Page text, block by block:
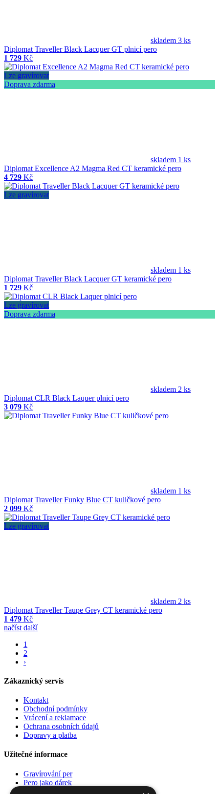
skladem 3 ks
Diplomat Traveller Black Lacquer GT plnicí pero
1 729 Kč
Lze gravírovat
Doprava zdarma
skladem 1 ks
Diplomat Excellence A2 Magma Red CT keramické pero
4 729 Kč
Lze gravírovat
skladem 1 ks
Diplomat Traveller Black Lacquer GT keramické pero
1 729 Kč
Lze gravírovat
Doprava zdarma
skladem 2 ks
Diplomat CLR Black Laquer plnicí pero
3 079 Kč
skladem 1 ks
Diplomat Traveller Funky Blue CT kuličkové pero
2 099 Kč
Lze gravírovat
skladem 2 ks
Diplomat Traveller Taupe Grey CT keramické pero
1 479 Kč
načíst další
1
2
›
Zákaznický servis
Kontakt
Obchodní podmínky
Vrácení a reklamace
Ochrana osobních údajů
Dopravy a platba
Užitečné informace
Gravírování per
Pero jako dárek